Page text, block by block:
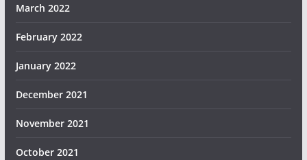
March 2022
February 2022
January 2022
December 2021
November 2021
October 2021